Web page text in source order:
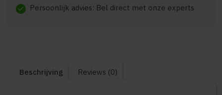
check Persoonlijk advies: Bel direct met onze experts
Beschrijving Reviews (0)